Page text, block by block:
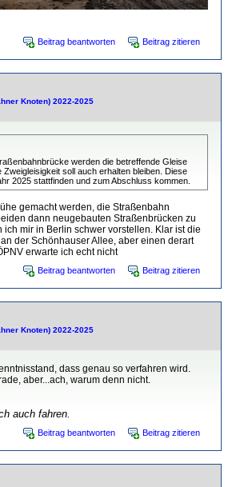
Beitrag beantworten Beitrag zitieren
Knoten) 2022-2025
werden die betreffende Gleise
soll auch erhalten bleiben. Diese
2025 stattfinden und zum Abschluss kommen.
gemacht werden, die Straßenbahn
dann neugebauten Straßenbrücken zu
mir in Berlin schwer vorstellen. Klar ist die
der Schönhauser Allee, aber einen derart
erwarte ich echt nicht
Beitrag beantworten Beitrag zitieren
Knoten) 2022-2025
dass genau so verfahren wird.
aber...ach, warum denn nicht.
auch fahren.
Beitrag beantworten Beitrag zitieren